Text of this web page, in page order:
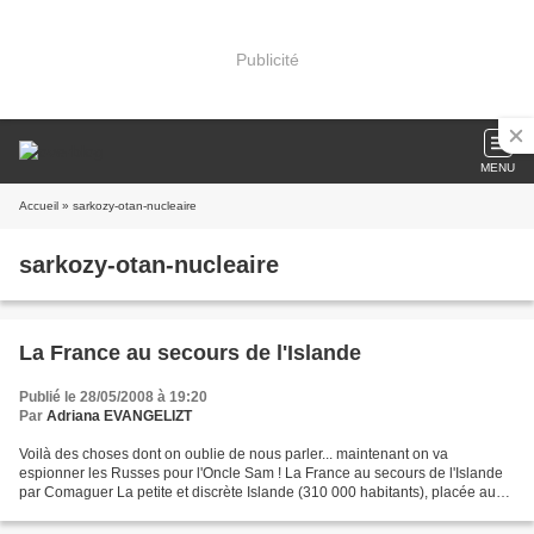
Publicité
MENU
Accueil » sarkozy-otan-nucleaire
sarkozy-otan-nucleaire
La France au secours de l'Islande
Publié le 28/05/2008 à 19:20
Par Adriana EVANGELIZT
Voilà des choses dont on oublie de nous parler... maintenant on va
espionner les Russes pour l'Oncle Sam ! La France au secours de l'Islande
par Comaguer La petite et discrète Islande (310 000 habitants), placée au